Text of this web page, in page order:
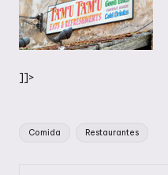
]]>
Etiquetas:
Comida Restaurantes